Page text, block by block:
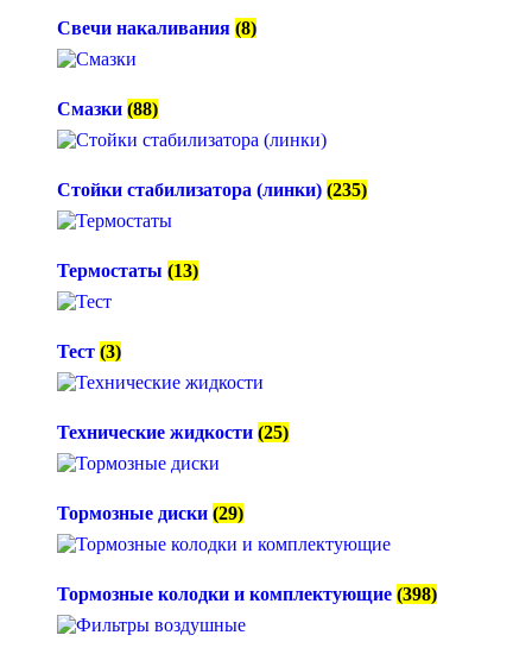
Свечи накаливания (8)
Смазки (88)
Стойки стабилизатора (линки) (235)
Термостаты (13)
Тест (3)
Технические жидкости (25)
Тормозные диски (29)
Тормозные колодки и комплектующие (398)